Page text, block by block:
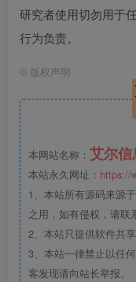
研究者使用切勿用于
行为负责。
© 版权声明
本网站名称： 艾尔信
本站永久网址： https://
1、本站所有源码来源
之用，如有侵权，请联
2、本站只提供软件共
3、本站一律禁止以任
客发现请向站长举报。